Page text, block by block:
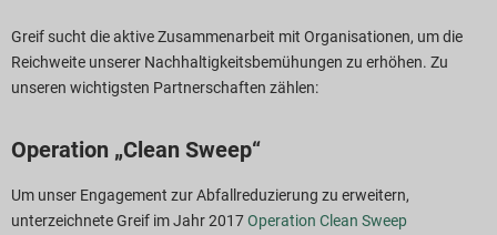
Greif sucht die aktive Zusammenarbeit mit Organisationen, um die
Reichweite unserer Nachhaltigkeitsbemühungen zu erhöhen. Zu
unseren wichtigsten Partnerschaften zählen:
Operation „Clean Sweep“
Um unser Engagement zur Abfallreduzierung zu erweitern,
unterzeichnete Greif im Jahr 2017Operation Clean Sweep